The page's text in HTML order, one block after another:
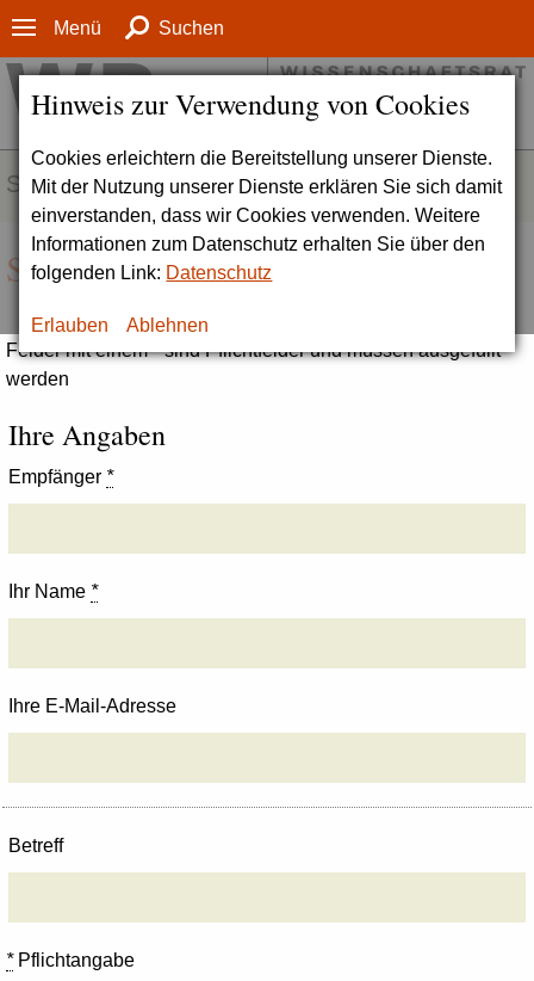
Hinweis zur Verwendung von Cookies
Cookies erleichtern die Bereitstellung unserer Dienste.
Mit der Nutzung unserer Dienste erklären Sie sich damit
einverstanden, dass wir Cookies verwenden. Weitere
Informationen zum Datenschutz erhalten Sie über den
folgenden Link: Datenschutz
Erlauben Ablehnen
Menü Suchen
SERVICE
Seite empfehlen
Felder mit einem * sind Pflichtfelder und müssen ausgefüllt
werden
Ihre Angaben
Empfänger *
Ihr Name *
Ihre E-Mail-Adresse
Betreff
*Pflichtangabe